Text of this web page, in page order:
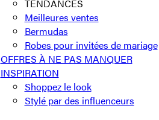
TENDANCES
Meilleures ventes
Bermudas
Robes pour invitées de mariage
OFFRES À NE PAS MANQUER
INSPIRATION
Shoppez le look
Stylé par des influenceurs